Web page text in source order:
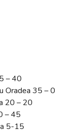
– 40
Oradea 35 – 0
20 – 20
– 45
5-15